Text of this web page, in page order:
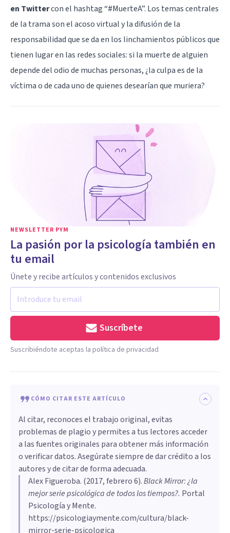
en Twittercon el hashtag “#MuerteA”. Los temas centrales
de la trama son elacoso virtualy ladifusión de la
responsabilidadque se da en los linchamientos públicos que
tienen lugar en las redes sociales: si la muerte de alguien
depende del odio de muchas personas, ¿la culpa es de la
víctima o de cada uno de quienes desearían que muriera?
NEWSLETTER PYM
La pasión por la psicología también en
tu email
Únete y recibe artículos y contenidos exclusivos
Suscríbete
Suscribiéndote aceptas la política de privacidad
CÓMO CITAR ESTE ARTÍCULO
Al citar, reconoces el trabajo original, evitas
problemas de plagio y permites a tus lectores acceder
a las fuentes originales para obtener más información
o verificar datos. Asegúrate siempre de dar crédito a los
autores y de citar de forma adecuada.
Alex Figueroba. (2017, febrero 6).Black Mirror: ¿la
mejor serie psicológica de todos los tiempos?. Portal
Psicología y Mente.
https://psicologiaymente.com/cultura/black-
mirror-serie-psicologica